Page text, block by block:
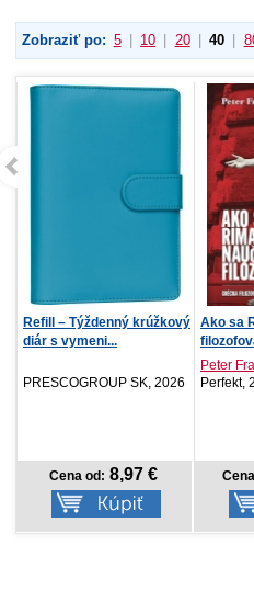
Zobraziť po: 5 10 20 40
Refill – Týždenný krúžkový
diár s vymeni...
PRESCOGROUP SK, 2026
Cena od: 8,97 €
Ako sa
Peter
Perfekt,